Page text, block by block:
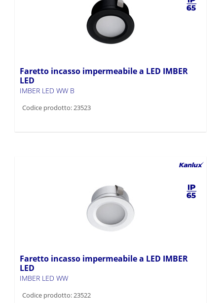
Faretto incasso impermeabile a LED IMBER
LED
IMBER LED WW B
Codice prodotto: 23523
Faretto incasso impermeabile a LED IMBER
LED
IMBER LED WW
Codice prodotto: 23522